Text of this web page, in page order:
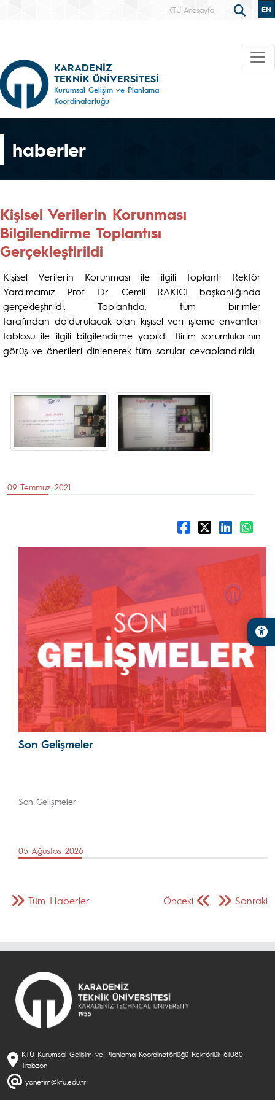
KTÜ Anasayfa EN
KARADENİZ
TEKNİK ÜNİVERSİTESİ
Kurumsal Gelişim ve Planlama
Koordinatörlüğü
haberler
Kişisel Verilerin Korunması
Bilgilendirme Toplantısı
Gerçekleştirildi
Kişisel Verilerin Korunması ile ilgili toplantı Rektör
Yardımcımız Prof. Dr. Cemil RAKICI başkanlığında
gerçekleştirildi. Toplantıda, tüm birimler
tarafından doldurulacak olan kişisel veri işleme envanteri
tablosu ile ilgili bilgilendirme yapıldı. Birim sorumlularının
görüş ve önerileri dinlenerek tüm sorular cevaplandırıldı.
09 Temmuz 2021
Son Gelişmeler
Son Gelişmeler
05 Ağustos 2026
Önceki Sonraki
Tüm Haberler
KTÜ Kurumsal Gelişim ve Planlama Koordinatörlüğü Rektörlük 61080-
Trabzon
yonetim@ktu.edu.tr